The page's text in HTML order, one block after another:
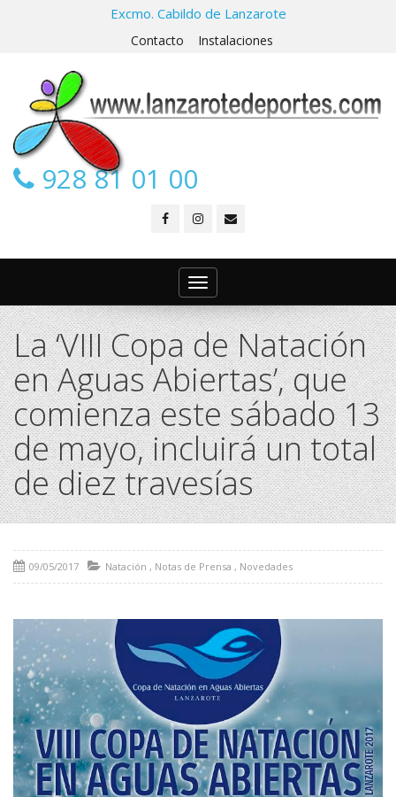
Excmo. Cabildo de Lanzarote
Contacto Instalaciones
928 81 01 00
Toggle
navigation
La ‘VIII Copa de Natación
en Aguas Abiertas’, que
comienza este sábado 13
de mayo, incluirá un total
de diez travesías
09/05/2017 Natación , Notas de Prensa , Novedades